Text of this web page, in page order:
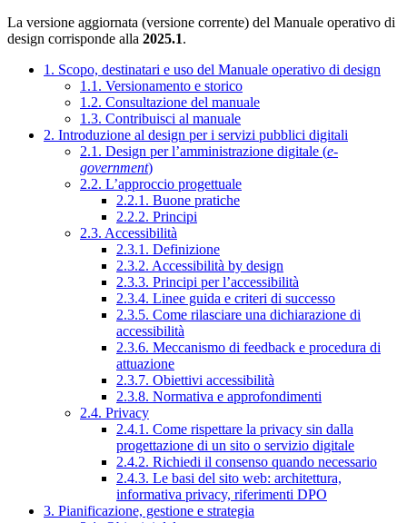
La versione aggiornata (versione corrente) del Manuale operativo di
design corrisponde alla 2025.1.
1. Scopo, destinatari e uso del Manuale operativo di design
1.1. Versionamento e storico
1.2. Consultazione del manuale
1.3. Contribuisci al manuale
2. Introduzione al design per i servizi pubblici digitali
2.1. Design per l’amministrazione digitale (e-
government)
2.2. L’approccio progettuale
2.2.1. Buone pratiche
2.2.2. Principi
2.3. Accessibilità
2.3.1. Definizione
2.3.2. Accessibilità by design
2.3.3. Principi per l’accessibilità
2.3.4. Linee guida e criteri di successo
2.3.5. Come rilasciare una dichiarazione di
accessibilità
2.3.6. Meccanismo di feedback e procedura di
attuazione
2.3.7. Obiettivi accessibilità
2.3.8. Normativa e approfondimenti
2.4. Privacy
2.4.1. Come rispettare la privacy sin dalla
progettazione di un sito o servizio digitale
2.4.2. Richiedi il consenso quando necessario
2.4.3. Le basi del sito web: architettura,
informativa privacy, riferimenti DPO
3. Pianificazione, gestione e strategia